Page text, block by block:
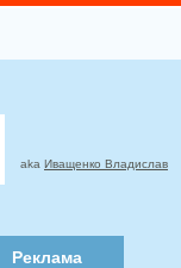
aka Иващенко Владислав
Реклама